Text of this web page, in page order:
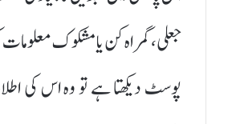
جعلی، گمراہ کن یا مشکوک
پوسٹ دیکھتا ہے تو وہ اس کی